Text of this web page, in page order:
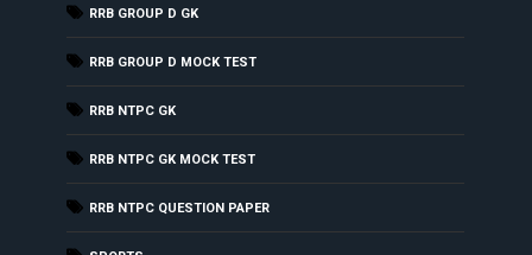
RRB GROUP D GK
RRB GROUP D MOCK TEST
RRB NTPC GK
RRB NTPC GK MOCK TEST
RRB NTPC QUESTION PAPER